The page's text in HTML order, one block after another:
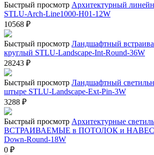
Быстрый просмотр Архитектурный
STLU-Arch-Line1000-H01-12W
10568 ₽
Быстрый просмотр Ландшафтный
круглый STLU-Landscape-Int-Round-36W
28243 ₽
Быстрый просмотр Ландшафтный
штыре STLU-Landscape-Ext-Pin-3W
3288 ₽
Быстрый просмотр Архитектурные
ВСТРАИВАЕМЫЕ в ПОТОЛОК и
Down-Round-18W
0 ₽